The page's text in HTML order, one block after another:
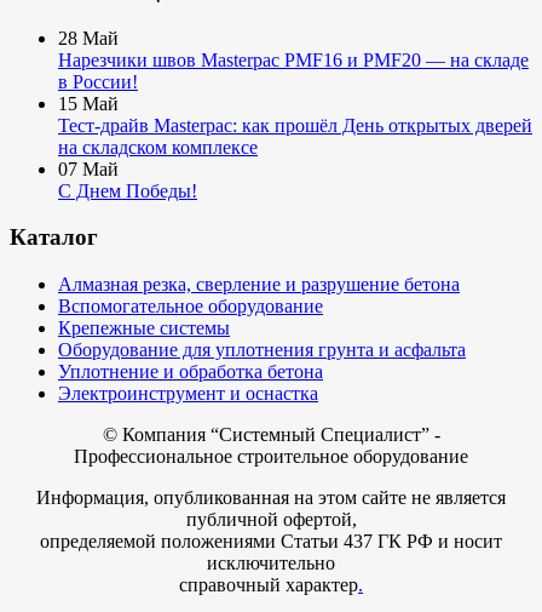
28 Май
Нарезчики швов Masterpac PMF16 и PMF20 — на складе
в России!
15 Май
Тест-драйв Masterpac: как прошёл День открытых дверей
на складском комплексе
07 Май
С Днем Победы!
Каталог
Алмазная резка, сверление и разрушение бетона
Вспомогательное оборудование
Крепежные системы
Оборудование для уплотнения грунта и асфальта
Уплотнение и обработка бетона
Электроинструмент и оснастка
© Компания “Системный Специалист” -
Профессиональное строительное оборудование
Информация, опубликованная на этом сайте не является
публичной офертой,
определяемой положениями Статьи 437 ГК РФ и носит
исключительно
справочный характер.